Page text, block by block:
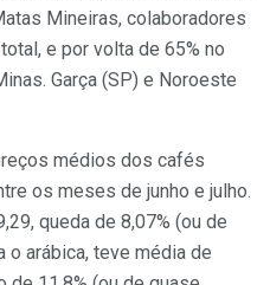
Mineiras, colaboradores
e por volta de 65% no
Garça (SP) e Noroeste
médios dos cafés
os meses de junho e julho.
queda de 8,07% (ou de
o arábica, teve média de